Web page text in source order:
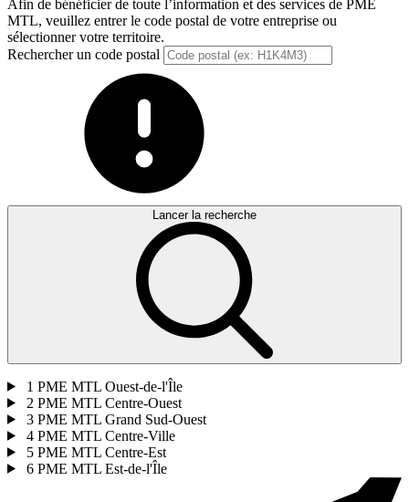
Afin de bénéficier de toute l’information et des services de PME
MTL, veuillez entrer le code postal de votre entreprise ou
sélectionner votre territoire.
Rechercher un code postal
Lancer la recherche
1 PME MTL Ouest-de-l'Île
2 PME MTL Centre-Ouest
3 PME MTL Grand Sud-Ouest
4 PME MTL Centre-Ville
5 PME MTL Centre-Est
6 PME MTL Est-de-l'Île